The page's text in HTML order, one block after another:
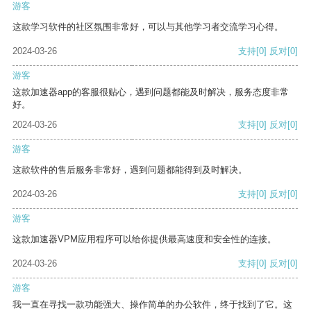
游客
这款学习软件的社区氛围非常好，可以与其他学习者交流学习心得。
2024-03-26 支持[0] 反对[0]
游客
这款加速器app的客服很贴心，遇到问题都能及时解决，服务态度非常
好。
2024-03-26
支持[0] 反对[0]
游客
这款软件的售后服务非常好，遇到问题都能得到及时解决。
2024-03-26 支持[0] 反对[0]
游客
这款加速器VPM应用程序可以给你提供最高速度和安全性的连接。
2024-03-26 支持[0] 反对[0]
游客
我一直在寻找一款功能强大、操作简单的办公软件，终于找到了它。这